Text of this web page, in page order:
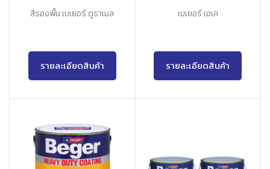
สีรองพื้น เบเยอร์ ดูราเมล
รายละเอียดสินค้า
เบเยอร์ เอเค
รายละเอียดสินค้า